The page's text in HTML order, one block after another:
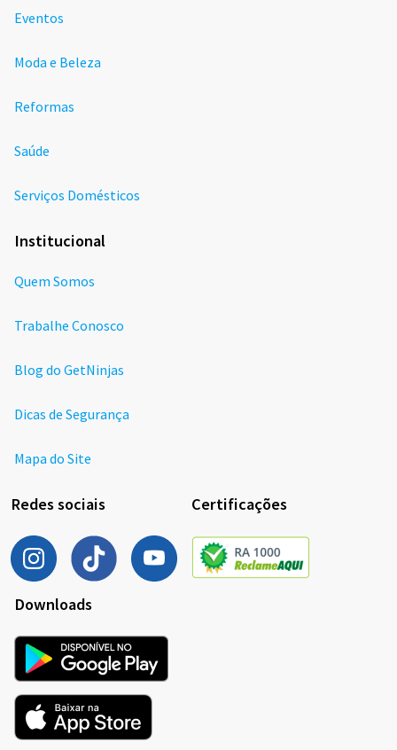
Eventos
Moda e Beleza
Reformas
Saúde
Serviços Domésticos
Institucional
Quem Somos
Trabalhe Conosco
Blog do GetNinjas
Dicas de Segurança
Mapa do Site
Redes sociais Certificações
Downloads